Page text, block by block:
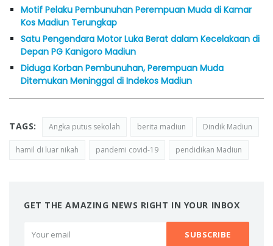
Motif Pelaku Pembunuhan Perempuan Muda di Kamar
Kos Madiun Terungkap
Satu Pengendara Motor Luka Berat dalam Kecelakaan di
Depan PG Kanigoro Madiun
Diduga Korban Pembunuhan, Perempuan Muda
Ditemukan Meninggal di Indekos Madiun
TAGS: Angka putus sekolah berita madiun Dindik Madiun
hamil di luar nikah pandemi covid-19 pendidikan Madiun
GET THE AMAZING NEWS RIGHT IN YOUR INBOX